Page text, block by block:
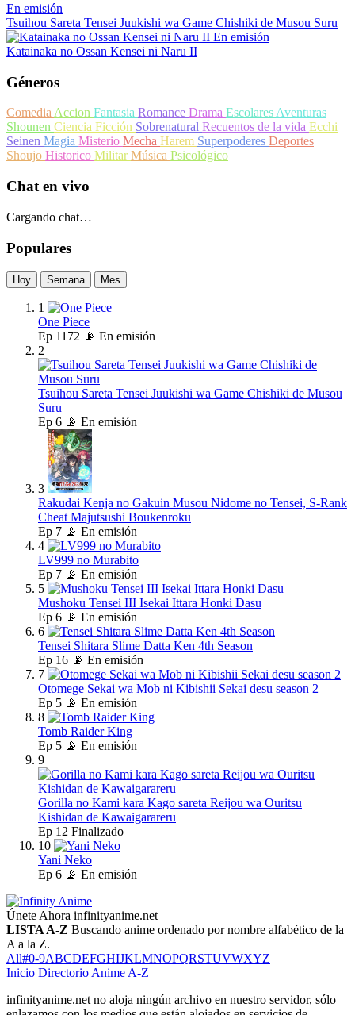
En emisión
Tsuihou Sareta Tensei Juukishi wa Game Chishiki de Musou Suru
En emisión
Katainaka no Ossan Kensei ni Naru II
Géneros
ComediaAccion Fantasia Romance Drama EscolaresAventuras
Shounen Ciencia Ficción Sobrenatural Recuentos de la vida Ecchi
Seinen Magia Misterio Mecha Harem Superpoderes Deportes
Shoujo Historico MilitarMúsica Psicológico
Chat en vivo
Cargando chat…
Populares
Hoy Semana Mes
1
One Piece
Ep 1172 📡 En emisión
2
Tsuihou Sareta Tensei Juukishi wa Game Chishiki de Musou
Suru
Ep 6 📡 En emisión
3
Rakudai Kenja no Gakuin Musou Nidome no Tensei, S-Rank
Cheat Majutsushi Boukenroku
Ep 7 📡 En emisión
4
LV999 no Murabito
Ep 7 📡 En emisión
5
Mushoku Tensei III Isekai Ittara Honki Dasu
Ep 6 📡 En emisión
6
Tensei Shitara Slime Datta Ken 4th Season
Ep 16 📡 En emisión
7
Otomege Sekai wa Mob ni Kibishii Sekai desu season 2
Ep 5 📡 En emisión
8
Tomb Raider King
Ep 5 📡 En emisión
9
Gorilla no Kami kara Kago sareta Reijou wa Ouritsu
Kishidan de Kawaigarareru
Ep 12 Finalizado
10
Yani Neko
Ep 6 📡 En emisión
Únete Ahora infinityanime.net
LISTA A-Z Buscando anime ordenado por nombre alfabético de la
A a la Z.
All#0-9ABCDEFGHIJKLMNOPQRSTUVWXYZ
Inicio Directorio Anime A-Z
infinityanime.net no aloja ningún archivo en nuestro servidor, sólo